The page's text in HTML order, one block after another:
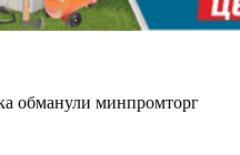
обманули минпромторг